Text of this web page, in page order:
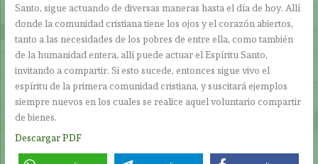
Santo, sigue actuando de diversas maneras hasta el día de hoy. Allí
donde la comunidad cristiana tiene los ojos y el corazón abiertos,
tanto a las necesidades de los pobres de entre ella, como también
de la humanidad entera, allí puede actuar el Espíritu Santo,
invitando a compartir. Si esto sucede, entonces sigue vivo el
espíritu de la primera comunidad cristiana, y suscitará ejemplos
siempre nuevos en los cuales se realice aquel voluntario compartir
de bienes.
Descargar PDF